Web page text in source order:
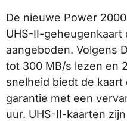
De nieuwe Power
UHS-II-
aangeboden. Volgens
tot 300 MB/s lezen en
snelheid biedt de
garantie met een
uur. UHS-II-kaarten